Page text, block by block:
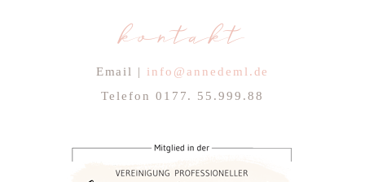
kontakt
Email | info@annedeml.de
Telefon 0177. 55.999.88